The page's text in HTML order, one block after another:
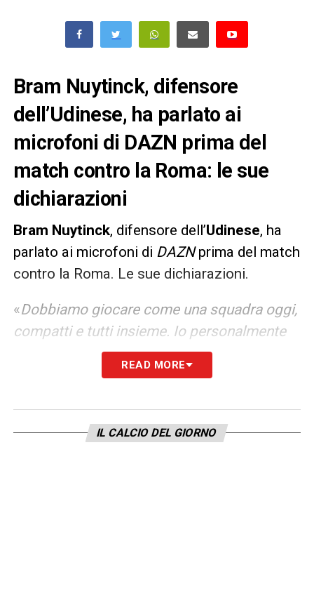
Bram Nuytinck, difensore
dell’Udinese, ha parlato ai
microfoni di DAZN prima del
match contro la Roma: le sue
dichiarazioni
Bram Nuytinck, difensore dell’Udinese, ha
parlato ai microfoni di DAZNprima del match
contro la Roma. Le sue dichiarazioni.
«Dobbiamo giocare come una squadra oggi,
compatti e tutti insieme. Io personalmente
non sento la pressione, io gioco sempre allo
stesso modo e per me è importante essere
anche la squadra, in questo periodo mi
READ MORE
IL CALCIO DEL GIORNO